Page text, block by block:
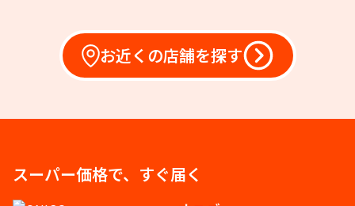
お近くの店舗を探す
スーパー価格で、すぐ届く